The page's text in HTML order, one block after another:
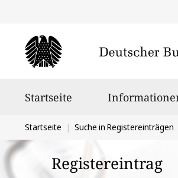
Startseite
Sie
befinden
sich
Startseite Suche in Registereinträgen
Registereintrag